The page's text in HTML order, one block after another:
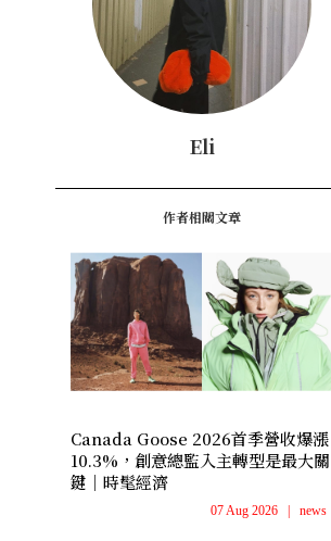
Eli
作者相關文章
Canada Goose 2026首季營收爆漲
10.3%，創意總監入主轉型是最大關
鍵｜時髦經濟
07 Aug 2026 | news